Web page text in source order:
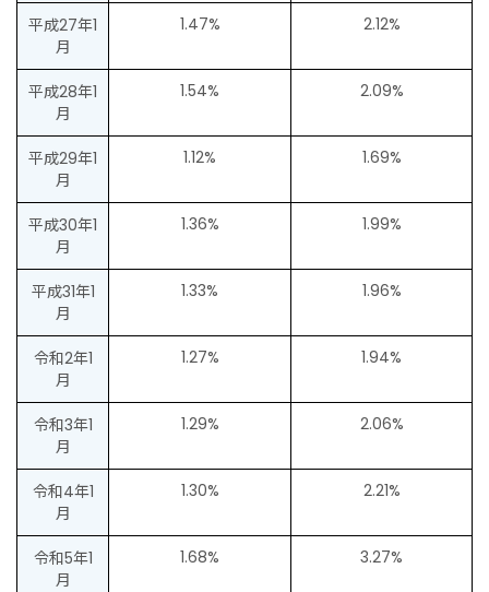
平成27年1
月
1.47% 2.12%
平成28年1
月
1.54% 2.09%
平成29年1
月
1.12% 1.69%
平成30年1
月
1.36% 1.99%
平成31年1
月
1.33% 1.96%
令和2年1
月
1.27% 1.94%
令和3年1
月
1.29% 2.06%
令和4年1
月
1.30% 2.21%
令和5年1
月
1.68% 3.27%